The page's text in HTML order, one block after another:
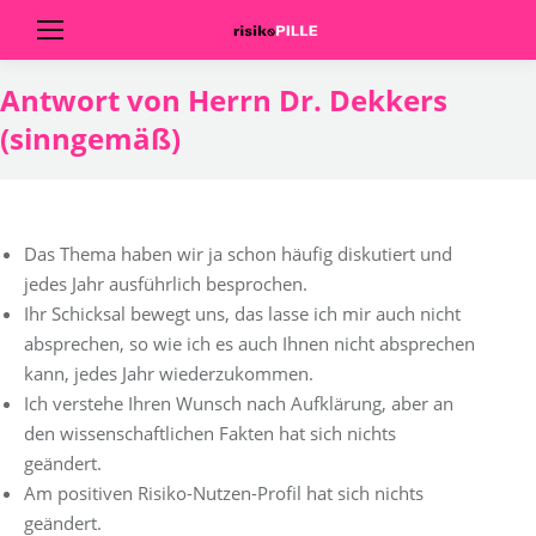
Antwort von Herrn Dr. Dekkers
(sinngemäß)
Das Thema haben wir ja schon häufig diskutiert und
jedes Jahr ausführlich besprochen.
Ihr Schicksal bewegt uns, das lasse ich mir auch nicht
absprechen, so wie ich es auch Ihnen nicht absprechen
kann, jedes Jahr wiederzukommen.
Ich verstehe Ihren Wunsch nach Aufklärung, aber an
den wissenschaftlichen Fakten hat sich nichts
geändert.
Am positiven Risiko-Nutzen-Profil hat sich nichts
geändert.